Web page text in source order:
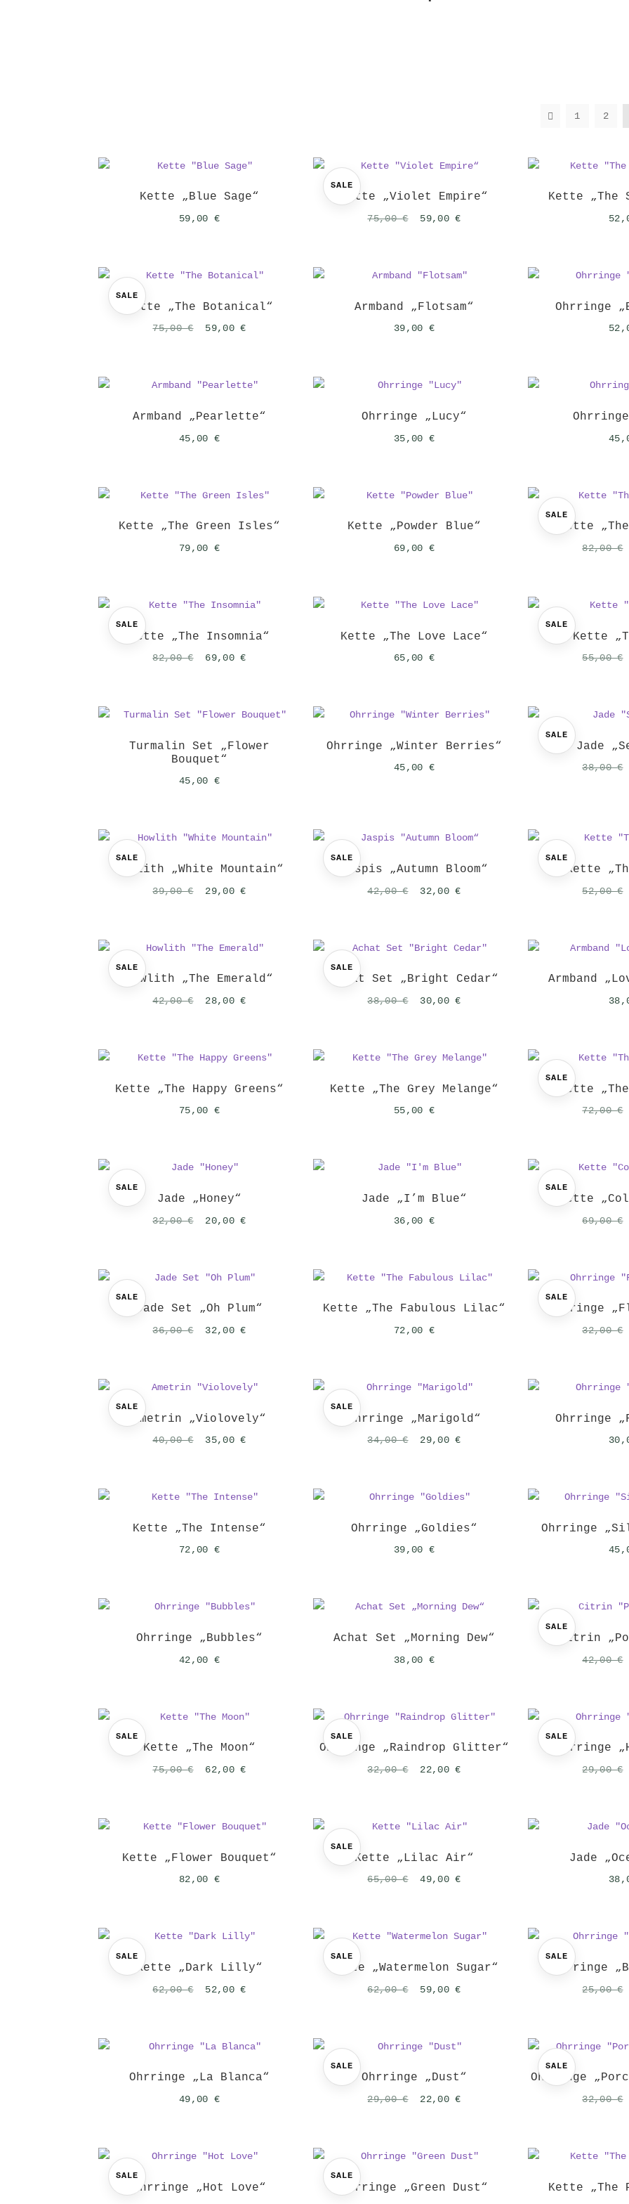
1 2
Kette „Blue Sage“
59,00 €
SALE
Kette „Violet Empire“
75,00€
Ursprünglicher
75,00 €
59,00€Aktueller
59,00 €.
Kette „The
SALE
Kette „The Botanical“
75,00€
Ursprünglicher
75,00 €
59,00€Aktueller
59,00 €.
Armband „Flotsam“
39,00 €
Ohrringe
Armband „Pearlette“
45,00 €
Ohrringe „Lucy“
35,00 €
Kette „The Green Isles“
79,00 €
Kette „Powder Blue“
69,00 €
SALE
Kette
82,00€
SALE
Kette „The Insomnia“
82,00€
Ursprünglicher
82,00 €
69,00€Aktueller
69,00 €.
Kette „The Love Lace“
65,00 €
SALE
Kette
55,00€
Turmalin Set „Flower
Bouquet“
45,00 €
Ohrringe „Winter Berries“
45,00 €
SALE
Jade
38,00€
SALE
Howlith „White Mountain“
39,00€
Ursprünglicher
39,00 €
29,00€Aktueller
29,00 €.
SALE
Jaspis „Autumn Bloom“
42,00€
Ursprünglicher
42,00 €
32,00€Aktueller
32,00 €.
SALE
Kette
52,00€
SALE
Howlith „The Emerald“
42,00€
Ursprünglicher
42,00 €
28,00€Aktueller
28,00 €.
SALE
Achat Set „Bright Cedar“
38,00€
Ursprünglicher
38,00 €
30,00€Aktueller
30,00 €.
Armband
Kette „The Happy Greens“
75,00 €
Kette „The Grey Melange“
55,00 €
SALE
Kette
72,00€
SALE
Jade „Honey“
32,00€
Ursprünglicher
32,00 €
20,00€Aktueller
20,00 €.
Jade „I’m Blue“
36,00 €
SALE
Kette
69,00€
SALE
Jade Set „Oh Plum“
36,00€
Ursprünglicher
36,00 €
32,00€Aktueller
32,00 €.
Kette „The Fabulous Lilac“
72,00 €
SALE
Ohrringe
32,00€
SALE
Ametrin „Violovely“
40,00€
Ursprünglicher
40,00 €
35,00€Aktueller
35,00 €.
SALE
Ohrringe „Marigold“
34,00€
Ursprünglicher
34,00 €
29,00€Aktueller
29,00 €.
Ohrringe
Kette „The Intense“
72,00 €
Ohrringe „Goldies“
39,00 €
Ohrringe
Ohrringe „Bubbles“
42,00 €
Achat Set „Morning Dew“
38,00 €
SALE
Citrin
42,00€
SALE
Kette „The Moon“
75,00€
Ursprünglicher
75,00 €
62,00€Aktueller
62,00 €.
SALE
Ohrringe „Raindrop Glitter“
32,00€
Ursprünglicher
32,00 €
22,00€Aktueller
22,00 €.
SALE
Ohrringe
29,00€
Kette „Flower Bouquet“
82,00 €
SALE
Kette „Lilac Air“
65,00€
Ursprünglicher
65,00 €
49,00€Aktueller
49,00 €.
Jade
SALE
Kette „Dark Lilly“
62,00€
Ursprünglicher
62,00 €
52,00€Aktueller
52,00 €.
SALE
Kette „Watermelon Sugar“
62,00€
Ursprünglicher
62,00 €
59,00€Aktueller
59,00 €.
SALE
Ohrringe
25,00€
Ohrringe „La Blanca“
49,00 €
SALE
Ohrringe „Dust“
29,00€
Ursprünglicher
29,00 €
22,00€Aktueller
22,00 €.
SALE
Ohrringe
32,00€
SALE
Ohrringe „Hot Love“
SALE
Ohrringe „Green Dust“ Kette „The